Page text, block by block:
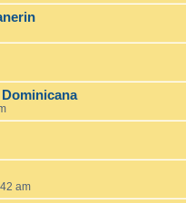
am